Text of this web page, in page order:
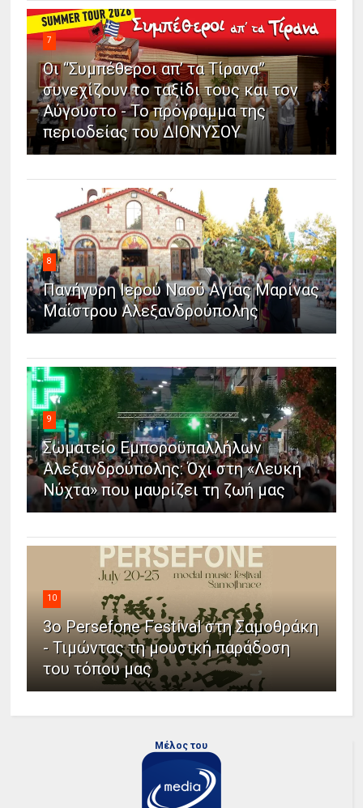
7
Οι “Συμπέθεροι απ’ τα Τίρανα”
συνεχίζουν το ταξίδι τους και τον
Αύγουστο - Το πρόγραμμα της
περιοδείας του ΔΙΟΝΥΣΟΥ
8
Πανήγυρη Ιερού Ναού Αγίας Μαρίνας
Μαΐστρου Αλεξανδρούπολης
9
Σωματείο Εμποροϋπαλλήλων
Αλεξανδρούπολης: Όχι στη «Λευκή
Νύχτα» που μαυρίζει τη ζωή μας
10
3ο Persefone Festival στη Σαμοθράκη
- Τιμώντας τη μουσική παράδοση
του τόπου μας
Μέλος του